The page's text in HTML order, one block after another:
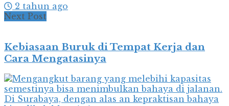
2 tahun ago
Next Post
Kebiasaan Buruk di Tempat Kerja dan
Cara Mengatasinya